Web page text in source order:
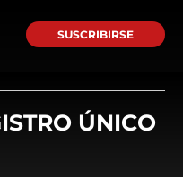
SUSCRIBIRSE
ÚNICO